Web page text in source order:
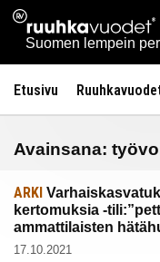
Siirry
sisältöön
Ruuhkavuodet.fi
Suomen lempein
Etusivu
Avainsana:
ARKI
kertomuksia -
ammattilaisten
17.10.2021